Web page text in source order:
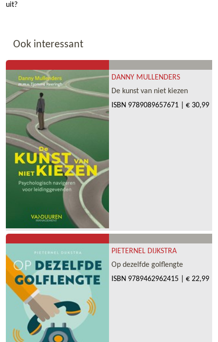
uit?
Ook interessant
DANNY MULLENDERS
De kunst van niet kiezen
ISBN 9789089657671 € 30,99
PIETERNEL DIJKSTRA
Op dezelfde golflengte
ISBN 9789462962415 € 22,99